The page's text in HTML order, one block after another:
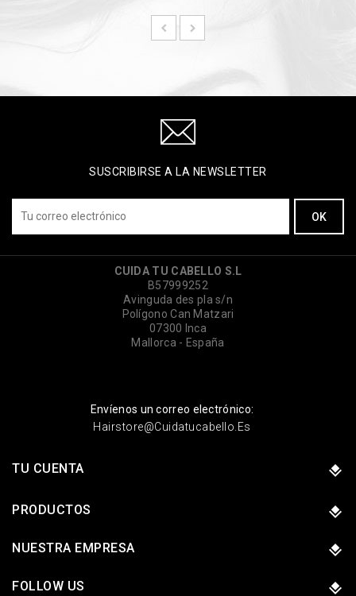
SUSCRIBIRSE A LA NEWSLETTER
CUIDA TU CABELLO S.L
B57999252
Avinguda des pla s/n
Polígono Can Matzari
07300 Inca
Mallorca - España
Envíenos un correo electrónico:
Hairstore@cuidatucabello.es
TU CUENTA
PRODUCTOS
NUESTRA EMPRESA
FOLLOW US